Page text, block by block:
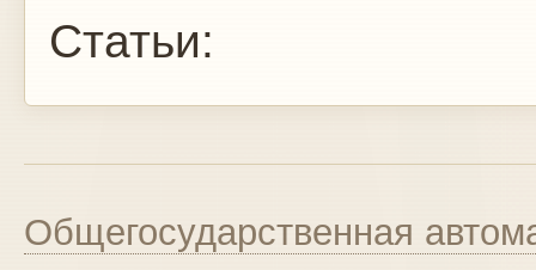
Статьи:
Общегосударственная